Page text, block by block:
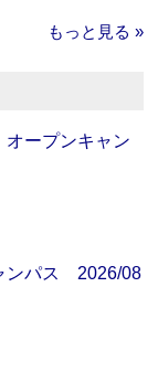
もっと見る »
ープンキャン
ンパス 2026/08